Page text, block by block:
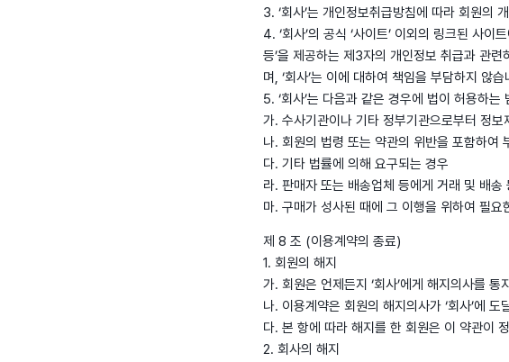
3. ‘회사’는 개인정보취급방침에 따라 회원의
4. ‘회사’의 공식 ‘사이트’ 이외의 링크된 사이
등’을 제공하는 제3자의 개인정보 취급과 관
며, ‘회사’는 이에 대하여 책임을 부담하지 않습
5. ‘회사’는 다음과 같은 경우에 법이 허용하
가. 수사기관이나 기타 정부기관으로부터 정보
나. 회원의 법령 또는 약관의 위반을 포함하여
다. 기타 법률에 의해 요구되는 경우
라. 판매자 또는 배송업체 등에게 거래 및 배
마. 구매가 성사된 때에 그 이행을 위하여 필
제 8 조 (이용계약의 종료)
1. 회원의 해지
가. 회원은 언제든지 ‘회사’에게 해지의사를
나. 이용계약은 회원의 해지의사가 ‘회사’에 도
다. 본 항에 따라 해지를 한 회원은 이 약관이
2. 회사의 해지